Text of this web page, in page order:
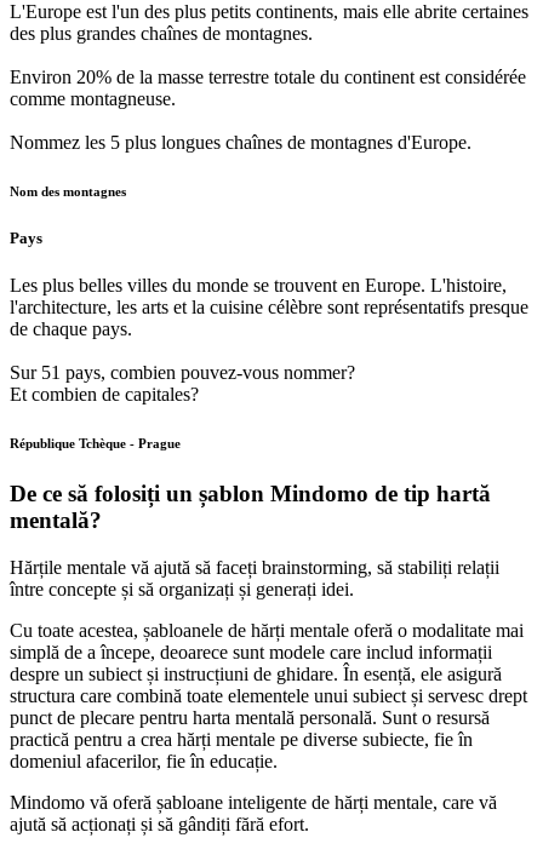
L'Europe est l'un des plus petits continents, mais elle abrite certaines
des plus grandes chaînes de montagnes.
Environ 20% de la masse terrestre totale du continent est considérée
comme montagneuse.
Nommez les 5 plus longues chaînes de montagnes d'Europe.
Nom des montagnes
Pays
Les plus belles villes du monde se trouvent en Europe. L'histoire,
l'architecture, les arts et la cuisine célèbre sont représentatifs presque
de chaque pays.
Sur 51 pays, combien pouvez-vous nommer?
Et combien de capitales?
République Tchèque - Prague
De ce să folosiți un șablon Mindomo de tip hartă
mentală?
Hărțile mentale vă ajută să faceți brainstorming, să stabiliți relații
între concepte și să organizați și generați idei.
Cu toate acestea, șabloanele de hărți mentale oferă o modalitate mai
simplă de a începe, deoarece sunt modele care includ informații
despre un subiect și instrucțiuni de ghidare. În esență, ele asigură
structura care combină toate elementele unui subiect și servesc drept
punct de plecare pentru harta mentală personală. Sunt o resursă
practică pentru a crea hărți mentale pe diverse subiecte, fie în
domeniul afacerilor, fie în educație.
Mindomo vă oferă șabloane inteligente de hărți mentale, care vă
ajută să acționați și să gândiți fără efort.